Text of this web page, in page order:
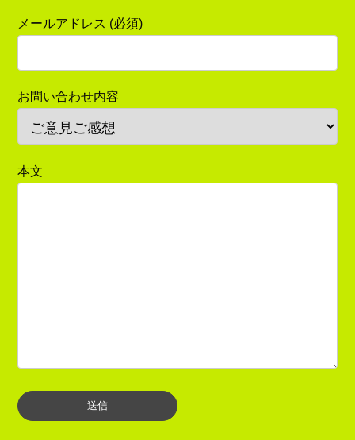
メールアドレス (必須)
お問い合わせ内容
本文